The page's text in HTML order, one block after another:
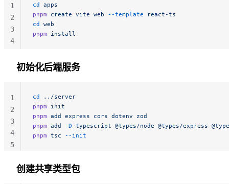
cd apps
pnpm create vite web --template react-ts
cd web
pnpm install
1
2
3
4
初始化后端服务
cd ../server
pnpm init
pnpm add express cors dotenv zod
pnpm add -D typescript @types/node @types/express
pnpm tsc --init
1
2
3
4
5
创建共享类型包